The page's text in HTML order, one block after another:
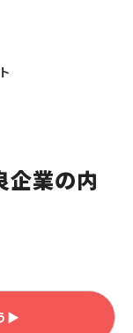
企業の内
▶